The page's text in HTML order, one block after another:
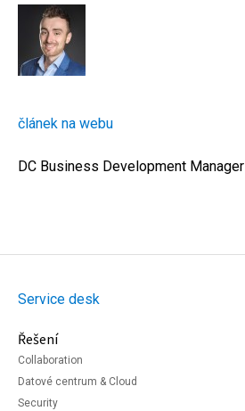
článek na webu
DC Business Development Manager
Service desk
Řešení
Collaboration
Datové centrum & Cloud
Security